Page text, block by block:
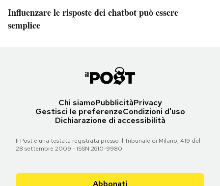
Influenzare le risposte dei chatbot può essere
semplice
Chi siamoPubblicitàPrivacy
Gestisci le preferenzeCondizioni d'uso
Dichiarazione di accessibilità
Il Post è una testata registrata presso il Tribunale di Milano, 419 del
28 settembre 2009 - ISSN 2610-9980
Abbonati